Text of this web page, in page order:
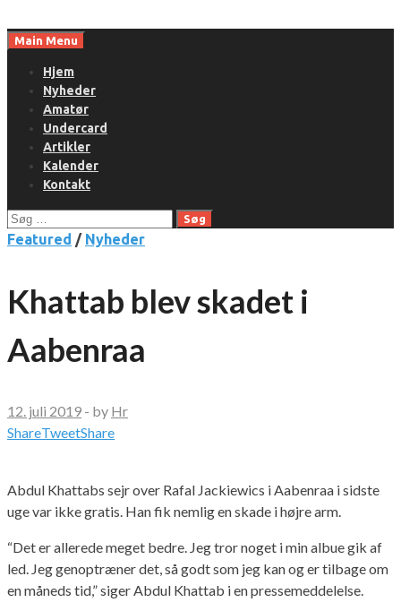
toMain Menu
Hjem
Nyheder
Amatør
Undercard
Artikler
Kalender
Kontakt
Søg
efter:
Featured / Nyheder
Khattab blev skadet i
Aabenraa
12. juli 2019 - by Hr
ShareTweetShare
Abdul Khattabs sejr over Rafal Jackiewics i Aabenraa i sidste
uge var ikke gratis. Han fik nemlig en skade i højre arm.
“Det er allerede meget bedre. Jeg tror noget i min albue gik af
led. Jeg genoptræner det, så godt som jeg kan og er tilbage om
en måneds tid,” siger Abdul Khattab i en pressemeddelelse.